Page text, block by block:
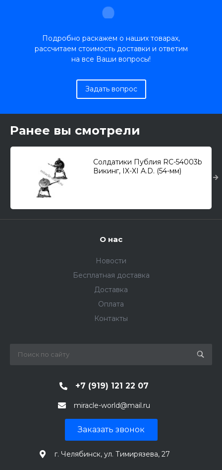
Подробно раскажем о наших товарах,
рассчитаем стоимость доставки и ответим
на все Ваши вопросы!
Задать вопрос
Ранее вы смотрели
Солдатики Публия RC-54003b
Викинг, IX-XI A.D. (54-мм)
О нас
Новости
Бесплатная доставка
Доставка
Оплата
Контакты
+7 (919) 121 22 07
miracle-world@mail.ru
Заказать звонок
г. Челябинск, ул. Тимирязева, 27